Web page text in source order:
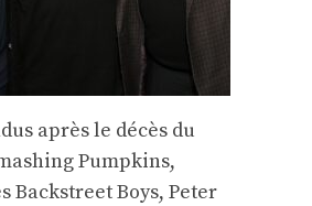
après le décès du
Pumpkins,
Backstreet Boys, Peter